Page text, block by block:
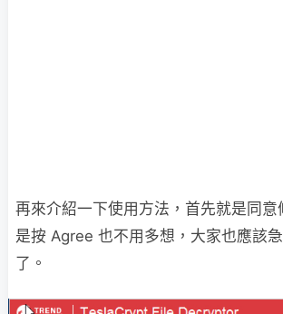
再來介紹一下使用方法，首先就是同意
是按 Agree 也不用多想，大家也應該
了。